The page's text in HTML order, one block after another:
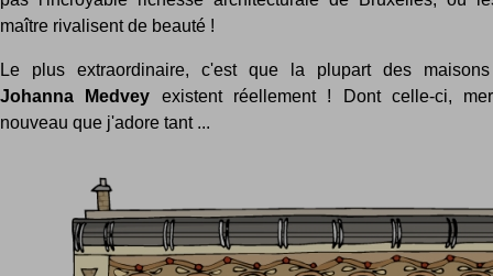
maître rivalisent de beauté !
Le plus extraordinaire, c'est que la plupart des
Johanna Medvey existent réellement ! Dont celle-ci,
nouveau que j'adore tant ...